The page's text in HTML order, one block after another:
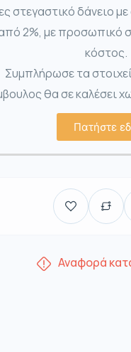
στεγαστικό δάνειο
2%, με προσωπικό
κόστος.
Συμπλήρωσε τα
θα σε καλέσει
Πατήστε
Αναφορά